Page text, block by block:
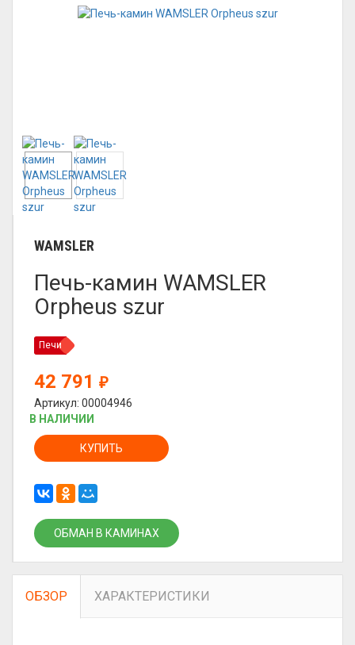
WAMSLER
Печь-камин WAMSLER
Orpheus szur
Печи
42 791 ₽
Артикул: 00004946
В НАЛИЧИИ
КУПИТЬ
ОБМАН В КАМИНАХ
ОБЗОР ХАРАКТЕРИСТИКИ